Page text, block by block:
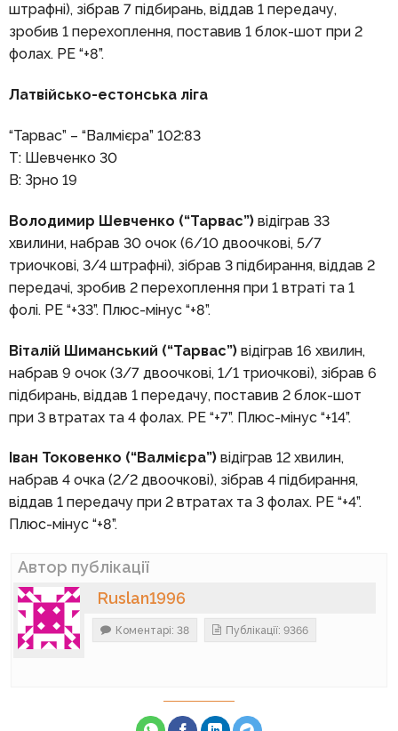
штрафні), зібрав 7 підбирань, віддав 1 передачу,
зробив 1 перехоплення, поставив 1 блок-шот при 2
фолах. РЕ “+8”.
Латвійсько-естонська ліга
“Тарвас” – “Валмієра” 102:83
Т: Шевченко 30
В: Зрно 19
Володимир Шевченко (“Тарвас”)відіграв 33
хвилини, набрав 30 очок (6/10 двоочкові, 5/7
триочкові, 3/4 штрафні), зібрав 3 підбирання, віддав 2
передачі, зробив 2 перехоплення при 1 втраті та 1
фолі. РЕ “+33”. Плюс-мінус “+8”.
Віталій Шиманський (“Тарвас”)відіграв 16 хвилин,
набрав 9 очок (3/7 двоочкові, 1/1 триочкові), зібрав 6
підбирань, віддав 1 передачу, поставив 2 блок-шот
при 3 втратах та 4 фолах. РЕ “+7”. Плюс-мінус “+14”.
Іван Токовенко (“Валмієра”)відіграв 12 хвилин,
набрав 4 очка (2/2 двоочкові), зібрав 4 підбирання,
віддав 1 передачу при 2 втратах та 3 фолах. РЕ “+4”.
Плюс-мінус “+8”.
Автор публікації
Ruslan1996
Коментарі: 38 Публікації: 9366